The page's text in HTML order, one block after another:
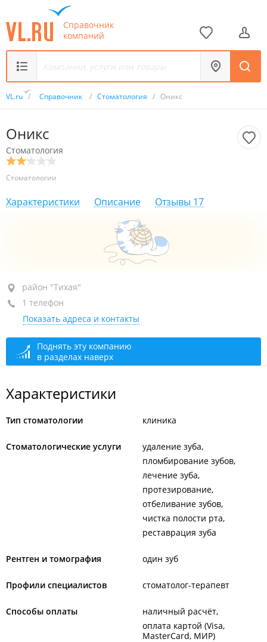
Справочник
компаний
VL.ru / Справочник / Стоматология / Оникс
Оникс
Стоматология
Стоматологии
Характеристики Описание Отзывы 17
район "Тихая", ул. Космонавтов, 27
+7 (423) 228-87-82
сегодня закрыто
район "Тихая"
1 телефон
Показать адреса и контакты
Поднять эту компанию
в разделах наверх
Характеристики
Тип стоматологии клиника
Стоматологические услуги
удаление зуба
пломбирование зубов
лечение зуба
протезирование
отбеливание зубов
чистка полости рта
реставрация зуба
Рентген и томография один зуб
Профили специалистов стоматолог-терапевт
Способы оплаты
наличный расчёт
оплата картой (Visa,
MasterCard, МИР)